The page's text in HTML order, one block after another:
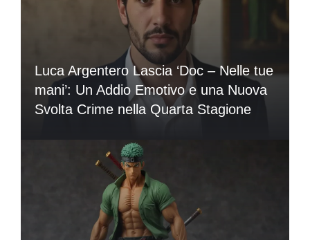
Luca Argentero Lascia ‘Doc – Nelle tue
mani’: Un Addio Emotivo e una Nuova
Svolta Crime nella Quarta Stagione